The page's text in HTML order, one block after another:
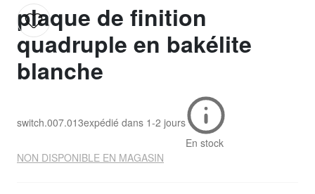
plaque de finition
quadruple en bakélite
blanche
switch.007.013expédié dans 1-2 jours
En stock
NON DISPONIBLE EN MAGASIN